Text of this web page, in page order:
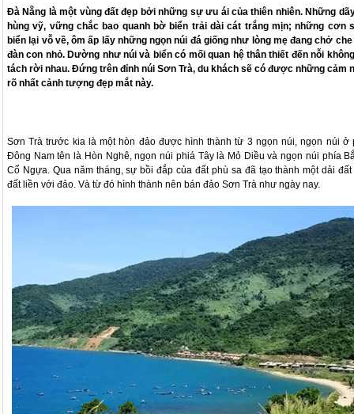
Đà Nẵng là một vùng đất đẹp bởi những sự ưu ái của thiên nhiên. Những
hùng vỹ, vững chắc bao quanh bờ biển trải dài cát trắng mịn; những cơn
biển lại vỗ về, ôm ấp lấy những ngọn núi đá giống như lòng mẹ đang chở
đàn con nhỏ. Dường như núi và biển có mối quan hệ thân thiết đến nỗi
tách rời nhau. Đứng trên đỉnh núi Sơn Trà, du khách sẽ có được những cảm
rõ nhất cảnh tượng đẹp mắt này.
Sơn Trà trước kia là một hòn đảo được hình thành từ 3 ngọn núi, ngọn núi ở
Đông Nam tên là Hòn Nghê, ngọn núi phiá Tây là Mỏ Diều và ngọn núi phía
Cổ Ngựa. Qua năm tháng, sự bồi đắp của đất phù sa đã tạo thành một dải đất
đất liền với đảo. Và từ đó hình thành nên bán đảo Sơn Trà như ngày nay.